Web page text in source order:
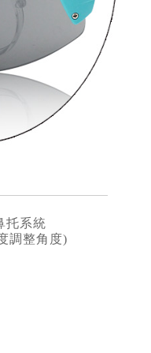
托系統
調整角度)